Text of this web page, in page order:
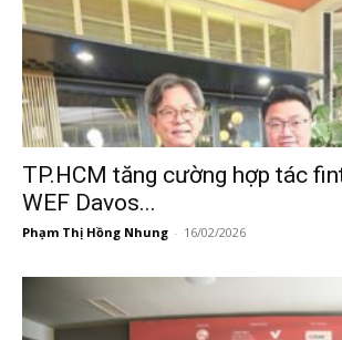
TP.HCM tăng cường hợp tác
WEF Davos...
Phạm Thị Hồng Nhung - 16/02/2026